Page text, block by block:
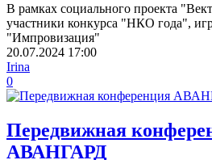
В рамках социального проекта
участники конкурса "НКО года",
"Импровизация"
20.07.2024 17:00
Irina
0
Передвижная
АВАНГАРД